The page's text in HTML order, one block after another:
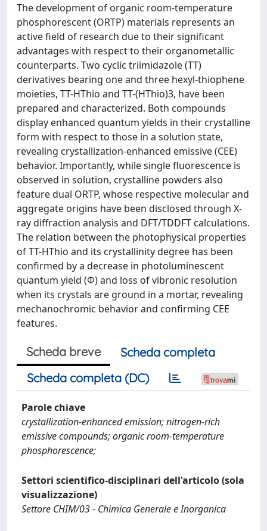
The development of organic room-temperature
phosphorescent (ORTP) materials represents an
active field of research due to their significant
advantages with respect to their organometallic
counterparts. Two cyclic triimidazole (TT)
derivatives bearing one and three hexyl-thiophene
moieties, TT-HThio and TT-(HThio)3, have been
prepared and characterized. Both compounds
display enhanced quantum yields in their crystalline
form with respect to those in a solution state,
revealing crystallization-enhanced emissive (CEE)
behavior. Importantly, while single fluorescence is
observed in solution, crystalline powders also
feature dual ORTP, whose respective molecular and
aggregate origins have been disclosed through X-
ray diffraction analysis and DFT/TDDFT calculations.
The relation between the photophysical properties
of TT-HThio and its crystallinity degree has been
confirmed by a decrease in photoluminescent
quantum yield (Φ) and loss of vibronic resolution
when its crystals are ground in a mortar, revealing
mechanochromic behavior and confirming CEE
features.
Scheda breve
Scheda completa
Scheda completa (DC)
Parole chiave
crystallization-enhanced emission; nitrogen-rich
emissive compounds; organic room-temperature
phosphorescence;
Settori scientifico-disciplinari dell'articolo (sola
visualizzazione)
Settore CHIM/03 - Chimica Generale e Inorganica